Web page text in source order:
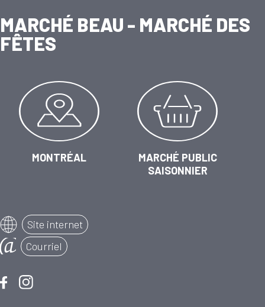
MARCHÉ BEAU - MARCHÉ DES
FÊTES
MONTRÉAL
MARCHÉ PUBLIC
SAISONNIER
Site internet
Courriel